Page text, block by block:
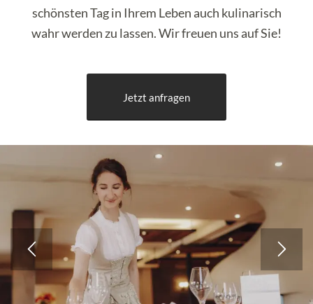
schönsten Tag in Ihrem Leben auch kulinarisch
wahr werden zu lassen. Wir freuen uns auf Sie!
Jetzt anfragen